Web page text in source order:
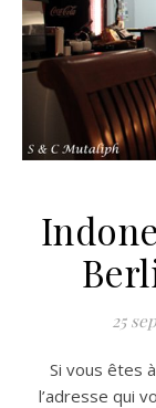
25
Si vous êtes à la recherche d’exotisme à Berlin, voici
l’adresse qui